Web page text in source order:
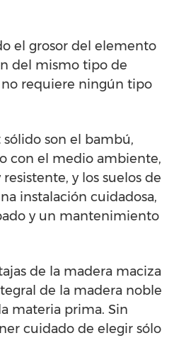
el grosor del elemento
del mismo tipo de
requiere ningún tipo
son el bambú,
con el medio ambiente,
y los suelos de
instalación cuidadosa,
y un mantenimiento
de la madera maciza
de la madera noble
materia prima. Sin
cuidado de elegir sólo